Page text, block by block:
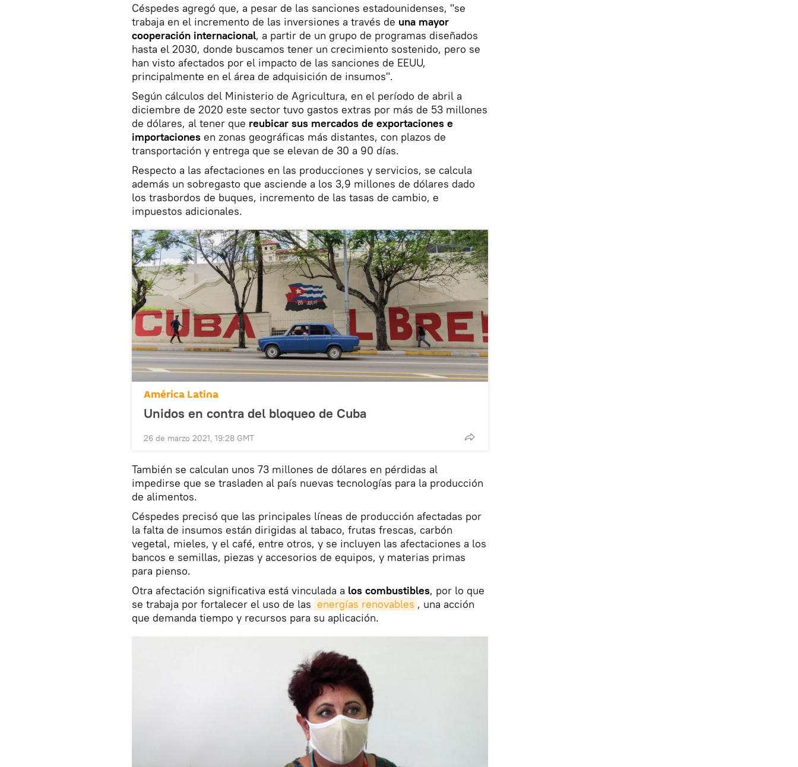
Céspedes agregó que, a pesar de las sanciones estadounidenses, "se
trabaja en el incremento de las inversiones a través de una mayor
cooperación internacional, a partir de un grupo de programas diseñados
hasta el 2030, donde buscamos tener un crecimiento sostenido, pero se
han visto afectados por el impacto de las sanciones de EEUU,
principalmente en el área de adquisición de insumos".
Según cálculos del Ministerio de Agricultura, en el período de abril a
diciembre de 2020 este sector tuvo gastos extras por más de 53 millones
de dólares, al tener que reubicar sus mercados de exportaciones e
importaciones en zonas geográficas más distantes, con plazos de
transportación y entrega que se elevan de 30 a 90 días.
Respecto a las afectaciones en las producciones y servicios, se calcula
además un sobregasto que asciende a los 3,9 millones de dólares dado
los trasbordos de buques, incremento de las tasas de cambio, e
impuestos adicionales.
América Latina
Unidos en contra del bloqueo de Cuba
26 de marzo 2021, 19:28 GMT
También se calculan unos 73 millones de dólares en pérdidas al
impedirse que se trasladen al país nuevas tecnologías para la producción
de alimentos.
Céspedes precisó que las principales líneas de producción afectadas por
la falta de insumos están dirigidas al tabaco, frutas frescas, carbón
vegetal, mieles, y el café, entre otros, y se incluyen las afectaciones a los
bancos e semillas, piezas y accesorios de equipos, y materias primas
para pienso.
Otra afectación significativa está vinculada a los combustibles, por lo que
se trabaja por fortalecer el uso de las energías renovables , una acción
que demanda tiempo y recursos para su aplicación.